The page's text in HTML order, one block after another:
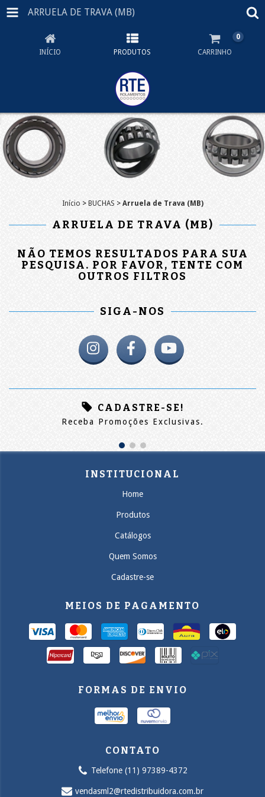
ARRUELA DE TRAVA (MB)
INÍCIO PRODUTOS CARRINHO
0
Início > BUCHAS > Arruela de Trava (MB)
ARRUELA DE TRAVA (MB)
NÃO TEMOS RESULTADOS PARA SUA
PESQUISA. POR FAVOR, TENTE COM
OUTROS FILTROS
SIGA-NOS
CADASTRE-SE!
Receba Promoções Exclusivas.
INSTITUCIONAL
Home
Produtos
Catálogos
Quem Somos
Cadastre-se
MEIOS DE PAGAMENTO
FORMAS DE ENVIO
CONTATO
Telefone (11) 97389-4372
vendasml2@rtedistribuidora.com.br